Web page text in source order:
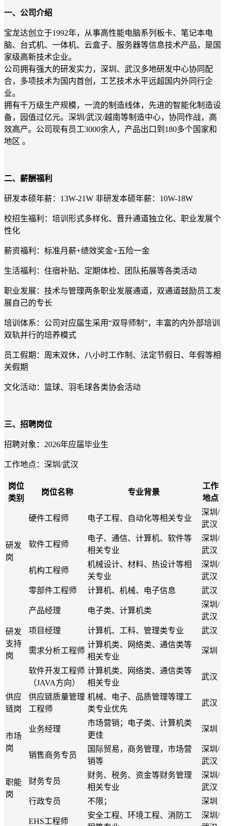
一、公司介绍
宝龙达创立于1992年，从事高性能电脑系列板卡、笔记本电
脑、台式机、一体机、云盒子、服务器等信息技术产品，是国
家级高新技术企业。
公司拥有强大的研发实力，深圳、武汉多地研发中心协同配
合，多项技术为国内首创，工艺技术水平远超国内外同行企
业。
拥有千万级生产规模，一流的制造线体，先进的智能化制造设
备，园值过亿元。深圳/武汉/越南等制造中心，协同作战，高
效高产。公司现有员工3000余人，产品出口到180多个国家和
地区 。
二、薪酬福利
研发本硕年薪：13W-21W 非研发本硕年薪：10W-18W
校招生福利：培训形式多样化、晋升通道独立化、职业发展个
性化
薪资福利：标准月薪+绩效奖金+五险一金
生活福利：住宿补贴、定期体检、团队拓展等各类活动
职业发展：技术与管理两条职业发展通道，双通道鼓励员工发
展自己的专长
培训体系：公司对应届生采用“双导师制”，丰富的内外部培训
双轨并行的培养模式
员工假期：周末双休，八小时工作制、法定节假日、年假等相
关假期
文化活动：篮球、羽毛球各类协会活动
三、招聘岗位
招聘对象：2026年应届毕业生
工作地点：深圳/武汉
岗位
类别
岗位名称 专业背景
工作
地点
研发
岗
硬件工程师 电子工程、自动化等相关专业
深圳/
武汉
软件工程师
电子、通信、计算机、软件等
相关专业
深圳/
武汉
机构工程师
机械设计、材料、热设计等相
关专业
深圳/
武汉
零部件工程师
计算机、机械、电子信息 武汉
研发
支持
岗
产品经理 电子类、计算机类
深圳/
武汉
项目经理
计算机、工科、管理类专业 武汉
需求分析工程师
计算机类、网络类、通信类等
相关专业
深圳
软件开发工程师
（JAVA方向）
计算机类、网络类、通信类等
相关专业
武汉
供应
链岗
供应链质量管理
工程师
机械、电子、品质管理等理工
类专业优先
武汉
市场
岗
业务经理
市场营销；电子类、计算机类
更佳
深圳
销售商务专员
国际贸易，商务管理，市场营
销等
深圳/
武汉
职能
岗
财务专员
财务、税务、资金等财务管理
相关专业
深圳/
武汉
行政专员
不限； 深圳
EHS工程师
安全工程、环境工程、消防工
深圳/